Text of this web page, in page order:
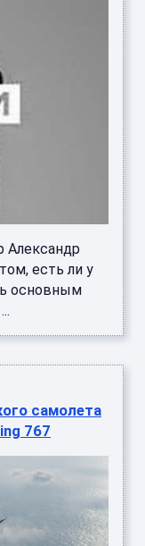
Александр
есть ли у
основным
самолета
767